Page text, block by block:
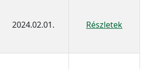
2024.02.01. Részletek